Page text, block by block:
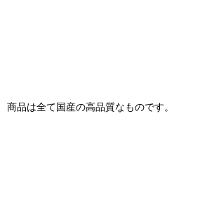
商品は全て国産の高品質なものです。